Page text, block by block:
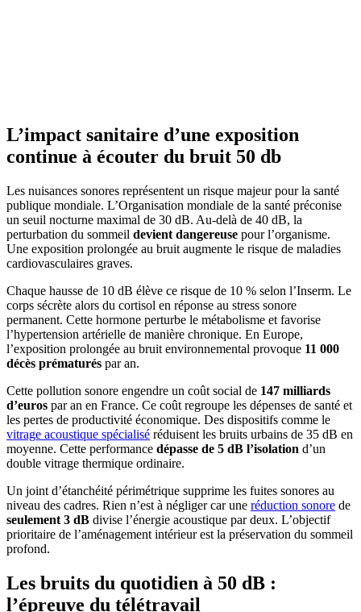
L’impact sanitaire d’une exposition
continue à écouter du bruit 50 db
Les nuisances sonores représentent un risque majeur pour la santé
publique mondiale. L’Organisation mondiale de la santé préconise
un seuil nocturne maximal de 30 dB. Au-delà de 40 dB, la
perturbation du sommeil devient dangereuse pour l’organisme.
Une exposition prolongée au bruit augmente le risque de maladies
cardiovasculaires graves.
Chaque hausse de 10 dB élève ce risque de 10 % selon l’Inserm. Le
corps sécrète alors du cortisol en réponse au stress sonore
permanent. Cette hormone perturbe le métabolisme et favorise
l’hypertension artérielle de manière chronique. En Europe,
l’exposition prolongée au bruit environnemental provoque 11 000
décès prématurés par an.
Cette pollution sonore engendre un coût social de 147 milliards
d’euros par an en France. Ce coût regroupe les dépenses de santé et
les pertes de productivité économique. Des dispositifs comme le
vitrage acoustique spécialisé réduisent les bruits urbains de 35 dB en
moyenne. Cette performance dépasse de 5 dB l’isolation d’un
double vitrage thermique ordinaire.
Un joint d’étanchéité périmétrique supprime les fuites sonores au
niveau des cadres. Rien n’est à négliger car une réduction sonore de
seulement 3 dB divise l’énergie acoustique par deux. L’objectif
prioritaire de l’aménagement intérieur est la préservation du sommeil
profond.
Les bruits du quotidien à 50 dB :
l’épreuve du télétravail